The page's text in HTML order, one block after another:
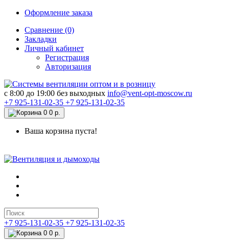
Оформление заказа
Сравнение (0)
Закладки
Личный кабинет
Регистрация
Авторизация
c 8:00 до 19:00 без выходных info@vent-opt-moscow.ru
+7 925-131-02-35 +7 925-131-02-35
0 0 р.
Ваша корзина пуста!
+7 925-131-02-35 +7 925-131-02-35
0 0 р.